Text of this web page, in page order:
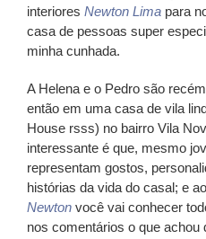
interiores Newton Lima para
casa de pessoas super
minha cunhada.
A Helena e o Pedro são
então em uma casa de vila
House rsss) no bairro Vila
interessante é que, mesmo
representam gostos,
histórias da vida do casal; e
Newton você vai conhecer
nos comentários o que achou